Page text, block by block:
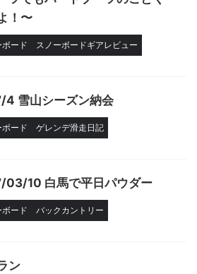
！〜
ボード スノーボードギアレビュー
4 雪山シーズン納会
ボード ゲレンデ滑走日記
03/10 白馬で平日パウダー
ボード バックカントリー
ン